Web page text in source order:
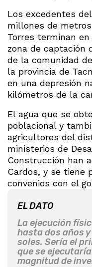
Los excedentes
millones de
Torres terminan
zona de captación
de la comunidad
la provincia de
en una depresión
kilómetros de la
El agua que se
poblacional y
agricultores del
ministerios de
Construcción han
Cardos, y se tiene
convenios con el
EL DATO
La ejecución
hasta dos años
soles. Sería el
que se
magnitud de